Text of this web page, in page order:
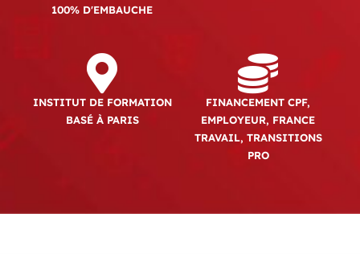
100% D'EMBAUCHE
INSTITUT DE FORMATION
BASÉ À PARIS
FINANCEMENT CPF,
EMPLOYEUR, FRANCE
TRAVAIL, TRANSITIONS
PRO